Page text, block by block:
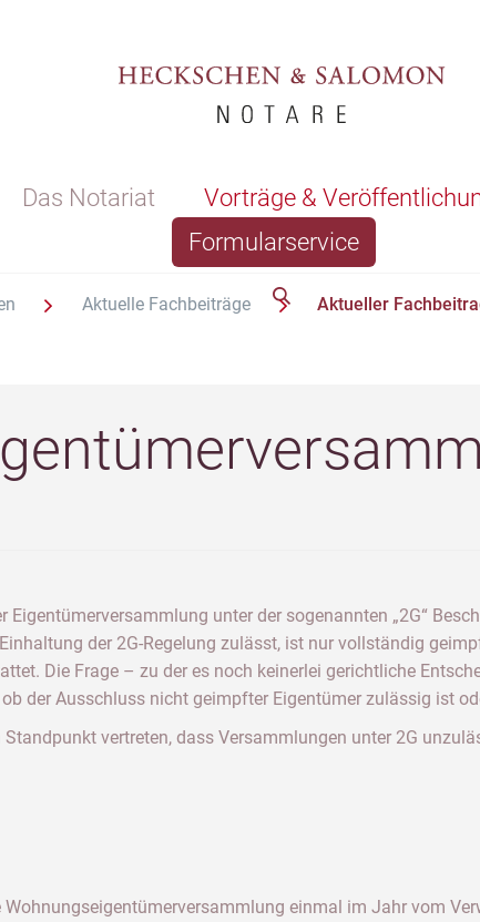
Das Notariat Vorträge &
Formularservice
Aktuelle Fachbeiträge Aktueller
Eigentümerversammlung unter der sogenannten „2G“
der 2G-Regelung zulässt, ist nur vollständig
Die Frage – zu der es noch keinerlei gerichtliche
der Ausschluss nicht geimpfter Eigentümer zulässig ist
vertreten, dass Versammlungen unter 2G
einmal im Jahr vom